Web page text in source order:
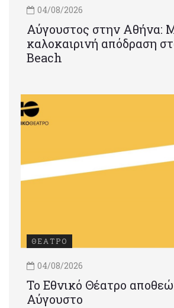
04/08/2026
Αύγουστος στην Αθήνα:
καλοκαιρινή απόδραση
Beach
ΘΕΑΤΡΟ
04/08/2026
Το Εθνικό Θέατρο
Αύγουστο